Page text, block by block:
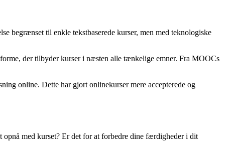
begrænset til enkle tekstbaserede kurser, men med teknologiske
der tilbyder kurser i næsten alle tænkelige emner. Fra MOOCs
online. Dette har gjort onlinekurser mere accepterede og
med kurset? Er det for at forbedre dine færdigheder i dit